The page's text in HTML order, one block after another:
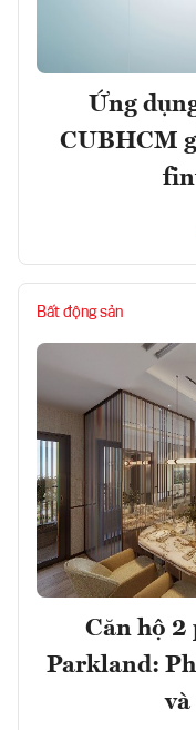
Ứng
CUBHCM
Bất động sản
Căn hộ 2
Parkland:
và